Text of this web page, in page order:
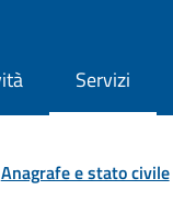
Servizi
Anagrafe e stato civile